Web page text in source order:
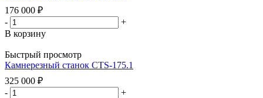
176 000 ₽
-
+
В корзину
Быстрый просмотр
Камнерезный станок CTS-175.1
325 000 ₽
-
+